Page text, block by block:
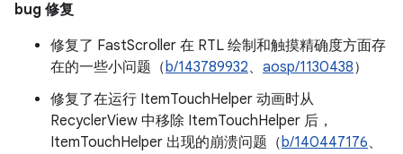
bug 修复
修复了 FastScroller 在 RTL 绘制和触摸精确度方面存
在的一些小问题（b/143789932、 aosp/1130438）
修复了在运行 ItemTouchHelper 动画时从
RecyclerView 中移除 ItemTouchHelper 后，
ItemTouchHelper 出现的崩溃问题（b/140447176、